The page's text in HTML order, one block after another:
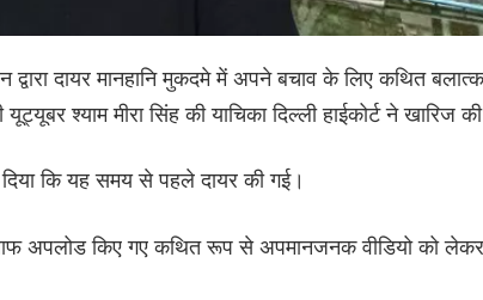
दायर मानहानि मुकदमे में अपने बचाव के लिए कथित
श्याम मीरा सिंह की याचिका दिल्ली हाईकोर्ट ने खारिज
कि यह समय से पहले दायर की गई।
अपलोड किए गए कथित रूप से अपमानजनक वीडियो को लेकर